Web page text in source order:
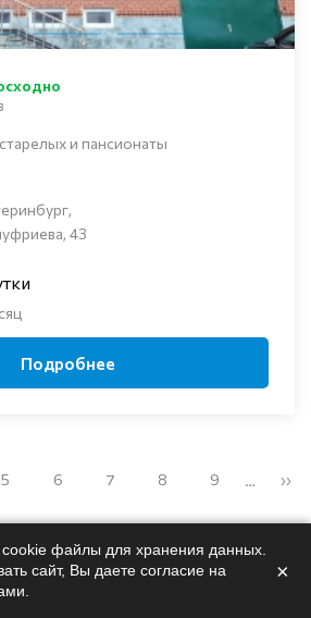
и пансионаты
43
Подробнее
5 6 7 8 9 … ››
cookie файлы для хранения данных.
сайт, Вы даете согласие на
×